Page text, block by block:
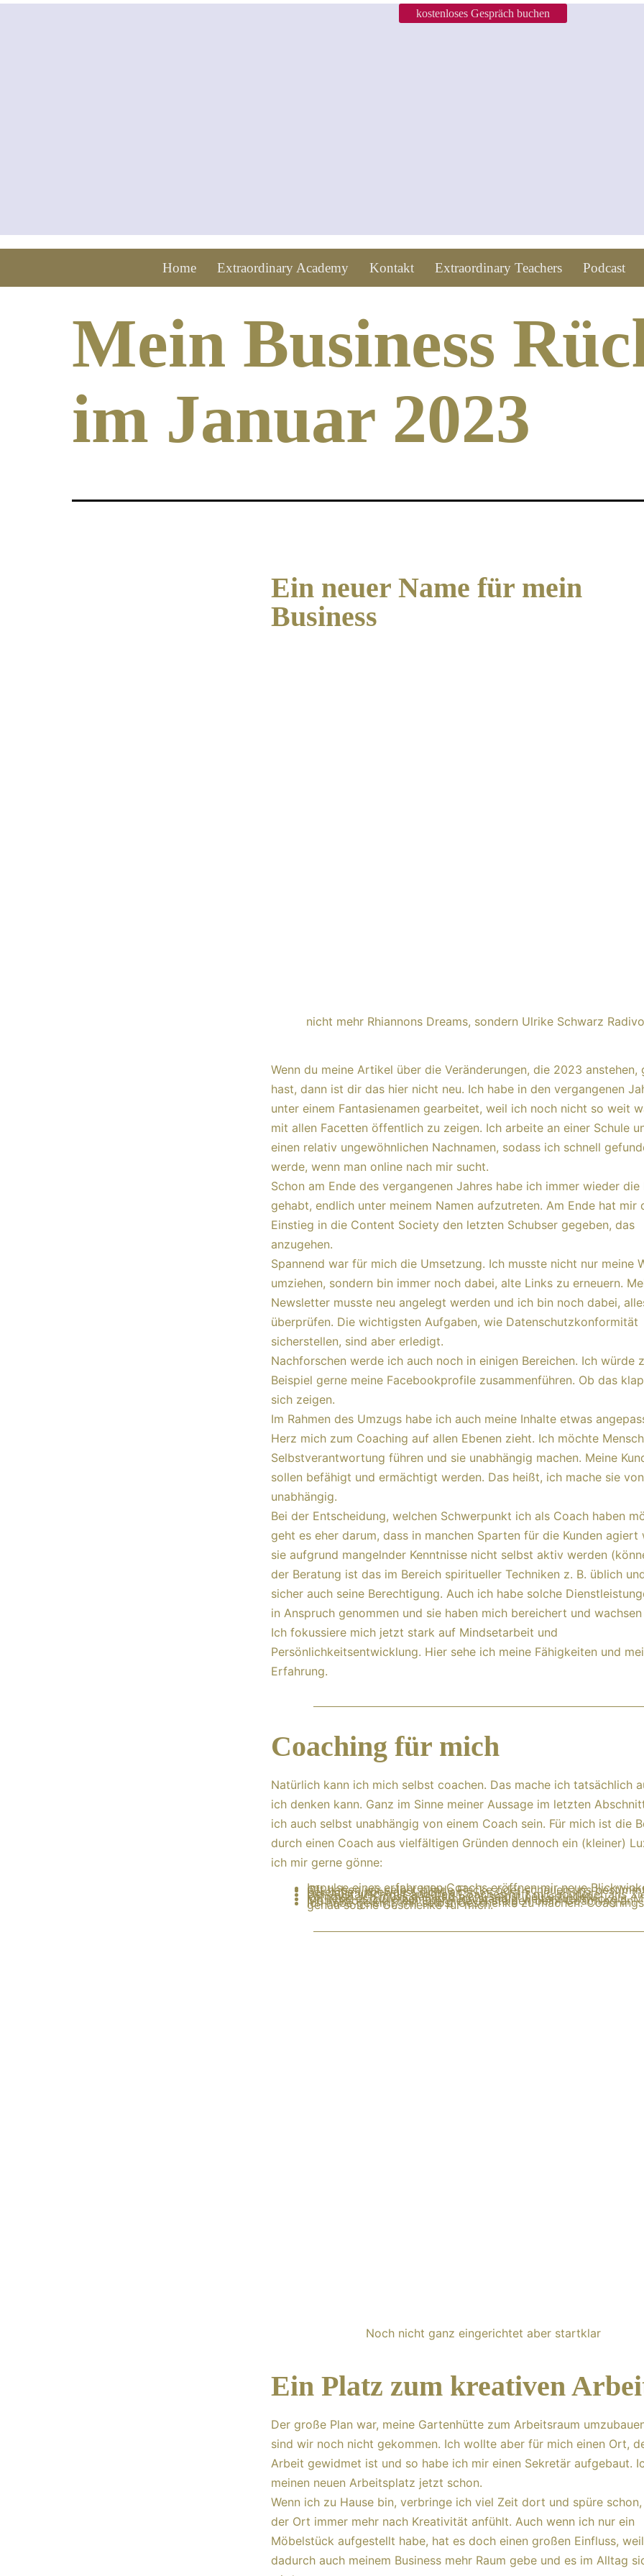
kostenloses Gespräch buchen
Home Extraordinary Academy Kontakt Extraordinary Teachers Podcast
Mein Business
im Januar 2023
Ein neuer Name für mein
Business
nicht mehr Rhiannons Dreams, sondern Ulrike Schwarz
Wenn du meine Artikel über die Veränderungen, die 2023 anstehen,
hast, dann ist dir das hier nicht neu. Ich habe in den vergangenen
unter einem Fantasienamen gearbeitet, weil ich noch nicht so weit
mit allen Facetten öffentlich zu zeigen. Ich arbeite an einer Schule
einen relativ ungewöhnlichen Nachnamen, sodass ich schnell
werde, wenn man online nach mir sucht.
Schon am Ende des vergangenen Jahres habe ich immer wieder die
gehabt, endlich unter meinem Namen aufzutreten. Am Ende hat mir
Einstieg in die Content Society den letzten Schubser gegeben, das
anzugehen.
Spannend war für mich die Umsetzung. Ich musste nicht nur meine
umziehen, sondern bin immer noch dabei, alte Links zu erneuern.
Newsletter musste neu angelegt werden und ich bin noch dabei,
überprüfen. Die wichtigsten Aufgaben, wie Datenschutzkonformität
sicherstellen, sind aber erledigt.
Nachforschen werde ich auch noch in einigen Bereichen. Ich würde
Beispiel gerne meine Facebookprofile zusammenführen. Ob das
sich zeigen.
Im Rahmen des Umzugs habe ich auch meine Inhalte etwas
Herz mich zum Coaching auf allen Ebenen zieht. Ich möchte
Selbstverantwortung führen und sie unabhängig machen. Meine
sollen befähigt und ermächtigt werden. Das heißt, ich mache sie
unabhängig.
Bei der Entscheidung, welchen Schwerpunkt ich als Coach haben
geht es eher darum, dass in manchen Sparten für die Kunden agiert
sie aufgrund mangelnder Kenntnisse nicht selbst aktiv werden
der Beratung ist das im Bereich spiritueller Techniken z. B. üblich
sicher auch seine Berechtigung. Auch ich habe solche
in Anspruch genommen und sie haben mich bereichert und wachsen
Ich fokussiere mich jetzt stark auf Mindsetarbeit und
Persönlichkeitsentwicklung. Hier sehe ich meine Fähigkeiten und
Erfahrung.
Coaching für mich
Natürlich kann ich mich selbst coachen. Das mache ich tatsächlich
ich denken kann. Ganz im Sinne meiner Aussage im letzten
ich auch selbst unabhängig von einem Coach sein. Für mich ist die
durch einen Coach aus vielfältigen Gründen dennoch ein (kleiner)
ich mir gerne gönne:
Impulse eines erfahrenen Coachs eröffnen mir neue
Oft haben wir selbst blinde Flecke oder schauen uns
Bereiche unbewusst nicht an.
Der Austausch mit anderen Coaches hilft mir, schneller ans
kommen. Ich muss das Rad nicht selbst neu erfinden.
Ich liebe es zu lernen und mich ständig weiterzuentwickeln.
Motivation und mein Energielevel steigen beim Coaching an.
Ich habe gelernt, mir selbst Geschenke zu machen.
genau solche Geschenke für mich.
Noch nicht ganz eingerichtet aber startklar
Ein Platz zum kreativen
Der große Plan war, meine Gartenhütte zum Arbeitsraum
sind wir noch nicht gekommen. Ich wollte aber für mich einen Ort,
Arbeit gewidmet ist und so habe ich mir einen Sekretär aufgebaut.
meinen neuen Arbeitsplatz jetzt schon.
Wenn ich zu Hause bin, verbringe ich viel Zeit dort und spüre
der Ort immer mehr nach Kreativität anfühlt. Auch wenn ich nur ein
Möbelstück aufgestellt habe, hat es doch einen großen Einfluss,
dadurch auch meinem Business mehr Raum gebe und es im Alltag